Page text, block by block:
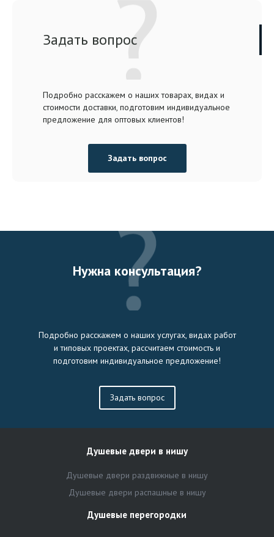
Задать вопрос
Подробно расскажем о наших товарах, видах и
стоимости доставки, подготовим индивидуальное
предложение для оптовых клиентов!
Задать вопрос
Нужна консультация?
Подробно расскажем о наших услугах, видах работ
и типовых проектах, рассчитаем стоимость и
подготовим индивидуальное предложение!
Задать вопрос
Душевые двери в нишу
Душевые двери раздвижные в нишу
Душевые двери распашные в нишу
Душевые перегородки